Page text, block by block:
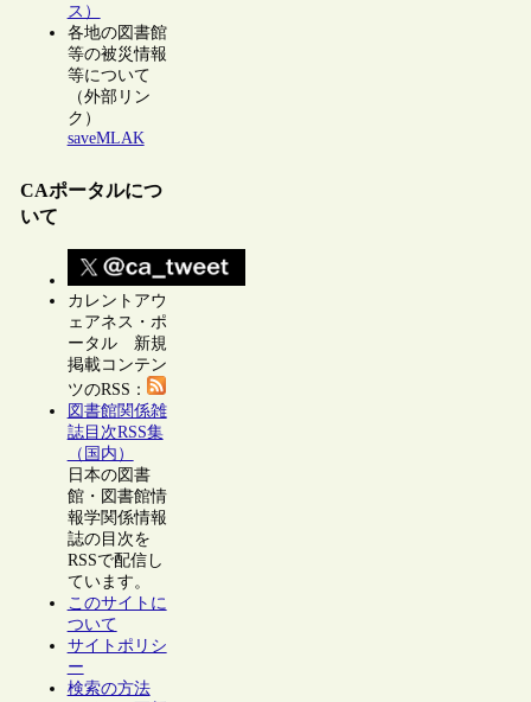
ス）
各地の図書館
等の被災情報
等について
（外部リン
ク）
saveMLAK
CAポータルにつ
いて
カレントアウ
ェアネス・ポ
ータル 新規
掲載コンテン
ツのRSS：
図書館関係雑
誌目次RSS集
（国内）
日本の図書
館・図書館情
報学関係情報
誌の目次を
RSSで配信し
ています。
このサイトに
ついて
サイトポリシ
ー
検索の方法